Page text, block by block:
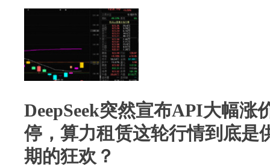
DeepSeek突然宣布API大幅涨
停，算力租赁这轮行情到底是
期的狂欢？